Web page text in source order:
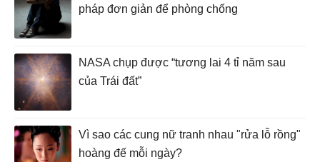
pháp đơn giản để phòng chống
NASA chụp được “tương lai 4 tỉ năm sau
của Trái đất”
Vì sao các cung nữ tranh nhau "rửa lỗ rồng"
hoàng đế mỗi ngày?